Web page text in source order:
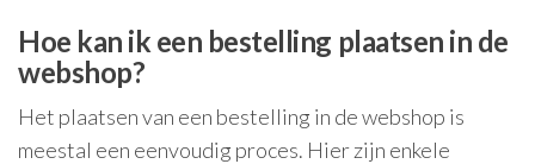
Hoe kan ik een bestelling plaatsen in de
webshop?
Het plaatsen van een bestelling in de webshop is
meestal een eenvoudig proces. Hier zijn enkele